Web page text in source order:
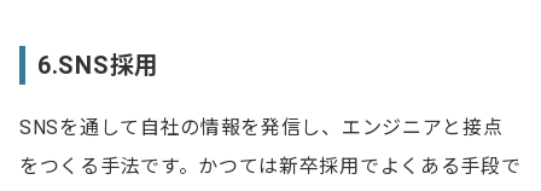
6.SNS採用
SNSを通して自社の情報を発信し、エンジニアと接点
をつくる手法です。かつては新卒採用でよくある手段で